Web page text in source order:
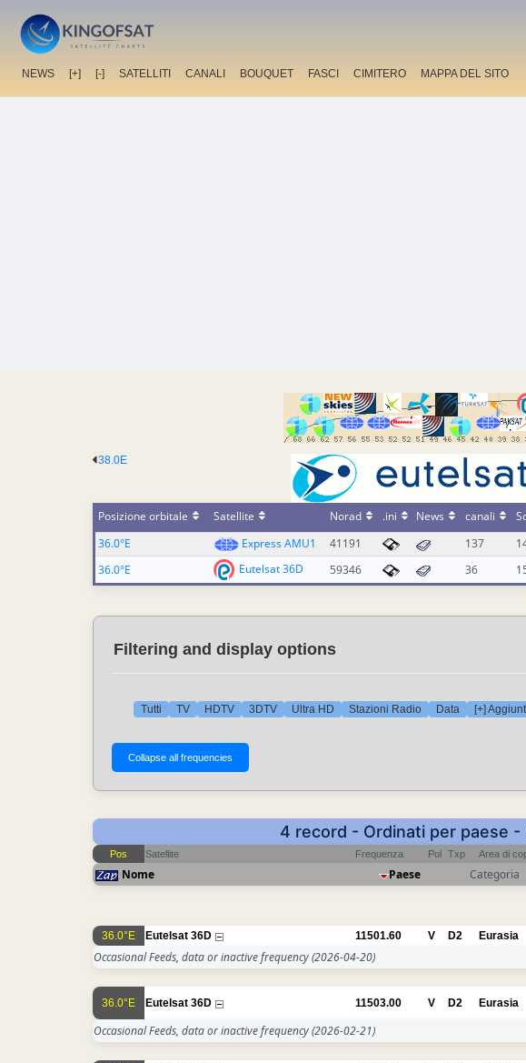
NEWS [+] [-] SATELLITI CANALI BOUQUET FASCI CIMITERO MAPPA DEL SITO
38.0E
Posizione orbitale Satellite Norad .ini News canali
36.0°E
Express AMU1 41191 137
36.0°E
Eutelsat 36D 59346 36
Filtering and display options
Tutti TV HDTV 3DTV Ultra HD Stazioni Radio Data [+]
4 record - Ordinati per paese
Pos Satellite Frequenza Pol Txp Area di
Nome Paese Categoria
36.0°E Eutelsat 36D 11501.60 V D2 Eurasia
Occasional Feeds, data or inactive frequency(2026-04-20)
36.0°E Eutelsat 36D 11503.00 V D2 Eurasia
Occasional Feeds, data or inactive frequency(2026-02-21)